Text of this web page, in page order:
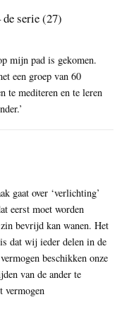
de serie (27)
mijn pad is gekomen.
een groep van 60
te mediteren en te leren
gaat over ‘verlichting’
eerst moet worden
bevrijd kan wanen. Het
dat wij ieder delen in de
beschikken onze
van de ander te
vermogen